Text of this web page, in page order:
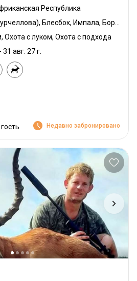
Республика
Охота с луком, Охота с подхода
авг. 27 г.
Недавно забронировано